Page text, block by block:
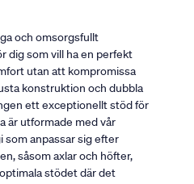
och omsorgsfullt
dig som vill ha en perfekt
utan att kompromissa
konstruktion och dubbla
ett exceptionellt stöd för
är utformade med vår
som anpassar sig efter
såsom axlar och höfter,
stödet där det